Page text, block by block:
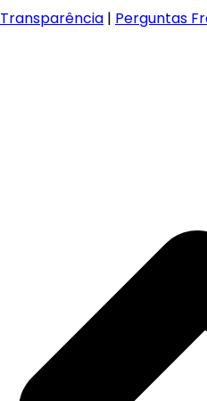
Transparência | Perguntas